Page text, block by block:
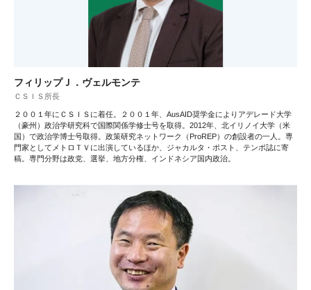
フィリップＪ．ヴェルモンテ
ＣＳＩＳ所長
２００１年にＣＳＩＳに着任。２００１年、AusAID奨学金によりアデレード大学
（豪州）政治学研究科で国際関係学修士号を取得。2012年、北イリノイ大学（米
国）で政治学博士号取得。政策研究ネットワーク（ProREP）の創設者の一人。専
門家としてメトロＴＶに出演しているほか、ジャカルタ・ポスト、テンポ誌に寄
稿。専門分野は政党、選挙、地方分権、インドネシア国内政治。